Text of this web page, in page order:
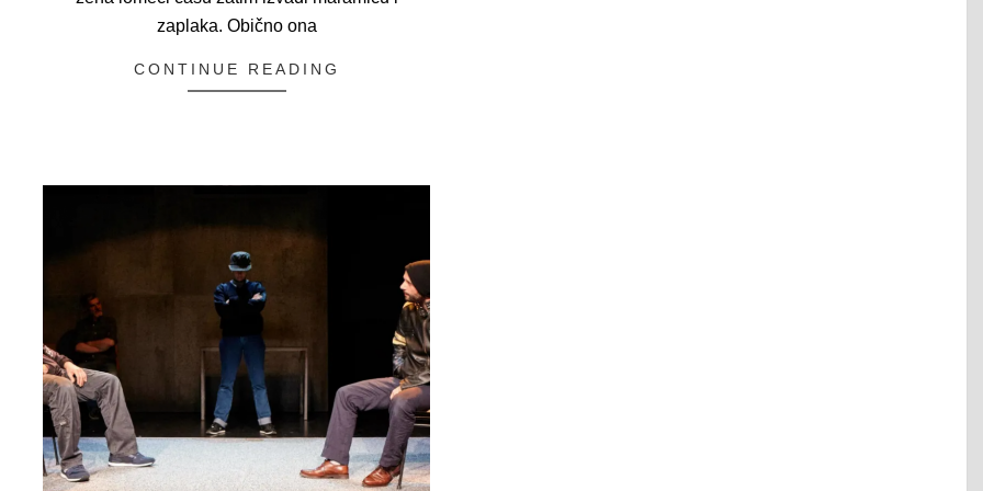
zaplaka. Obično ona
CONTINUE READING